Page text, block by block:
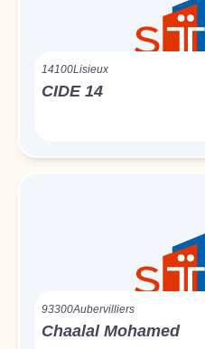
14100Lisieux
CIDE 14
93300Aubervilliers
Chaalal Mohamed